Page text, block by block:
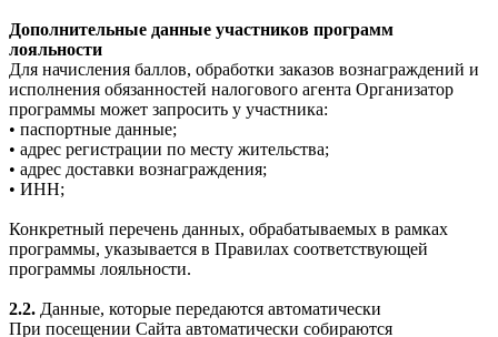
Дополнительные данные участников программ
лояльности
Для начисления баллов, обработки заказов вознаграждений и
исполнения обязанностей налогового агента Организатор
программы может запросить у участника:
• паспортные данные;
• адрес регистрации по месту жительства;
• адрес доставки вознаграждения;
• ИНН;
Конкретный перечень данных, обрабатываемых в рамках
программы, указывается в Правилах соответствующей
программы лояльности.
2.2. Данные, которые передаются автоматически
При посещении Сайта автоматически собираются